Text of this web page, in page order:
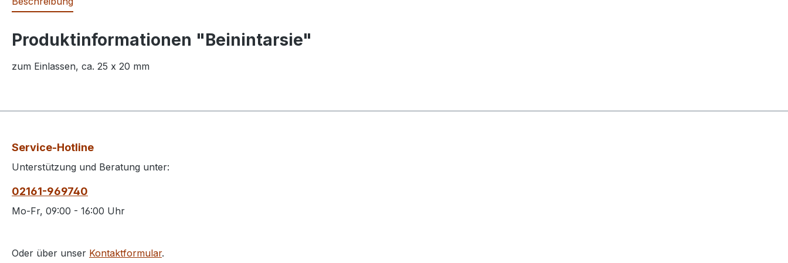
Produktinformationen "Beinintarsie"
zum Einlassen, ca. 25 x 20 mm
Service-Hotline
Unterstützung und Beratung unter:
02161-969740
Mo-Fr, 09:00 - 16:00 Uhr
Oder über unser Kontaktformular.